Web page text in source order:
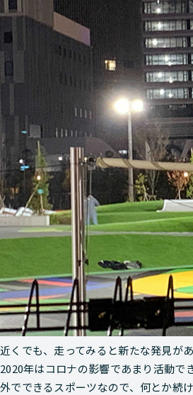
近くでも、走ってみると新たな発見が
2020年はコロナの影響であまり活動で
外でできるスポーツなので、何とか続